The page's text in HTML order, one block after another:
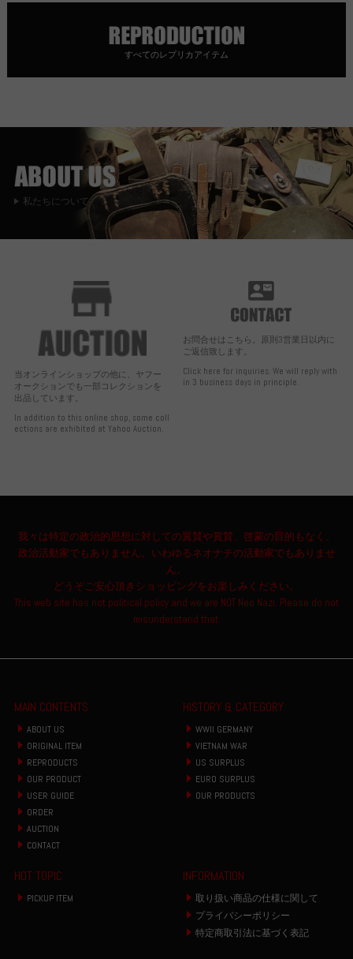
すべてのレプリカアイテム
私たちについて
当オンラインショップの他に、ヤフー
オークションでも一部コレクションを
出品しています。
In addition to this online shop, some coll
ections are exhibited at Yahoo Auction.
お問合せはこちら。原則3営業日以内に
ご返信致します。
Click here for inquiries. We will reply with
in 3 business days in principle.
我々は特定の政治的思想に対しての翼賛や賞賛、啓蒙の目的もなく、
政治活動家でもありません。いわゆるネオナチの活動家でもありませ
ん。
どうぞご安心頂きショッピングをお楽しみください。
This web site has not political policy and we are NOT Neo Nazi. Please do not
misunderstand that.
MAIN CONTENTS
ABOUT US
ORIGINAL ITEM
REPRODUCTS
OUR PRODUCT
USER GUIDE
ORDER
AUCTION
CONTACT
HISTORY & CATEGORY
WWII GERMANY
VIETNAM WAR
US SURPLUS
EURO SURPLUS
OUR PRODUCTS
HOT TOPIC
PICKUP ITEM
INFORMATION
取り扱い商品の仕様に関して
プライバシーポリシー
特定商取引法に基づく表記